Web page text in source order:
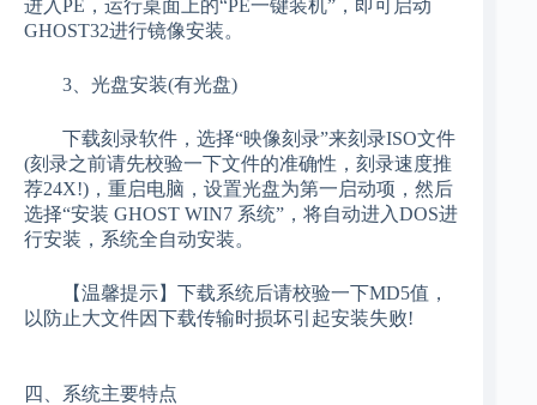
进入PE，运行桌面上的“PE一键装机”，即可启动
GHOST32进行镜像安装。
3、光盘安装(有光盘)
下载刻录软件，选择“映像刻录”来刻录ISO文件
(刻录之前请先校验一下文件的准确性，刻录速度推
荐24X!)，重启电脑，设置光盘为第一启动项，然后
选择“安装 GHOST WIN7 系统”，将自动进入DOS进
行安装，系统全自动安装。
【温馨提示】下载系统后请校验一下MD5值，
以防止大文件因下载传输时损坏引起安装失败!
四、系统主要特点